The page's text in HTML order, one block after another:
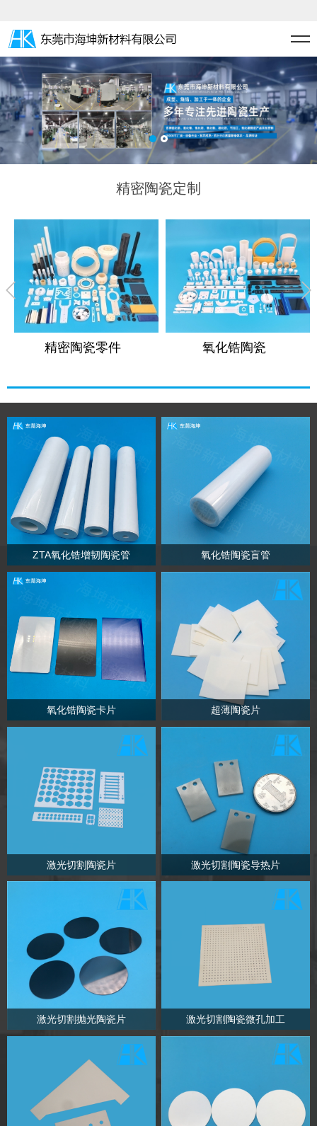
精密陶瓷定制
精密陶瓷零件 氧化锆陶瓷
ZTA氧化锆增韧陶瓷管 氧化锆陶瓷盲管
氧化锆陶瓷卡片 超薄陶瓷片
激光切割陶瓷片 激光切割陶瓷导热片
激光切割抛光陶瓷片 激光切割陶瓷微孔加工